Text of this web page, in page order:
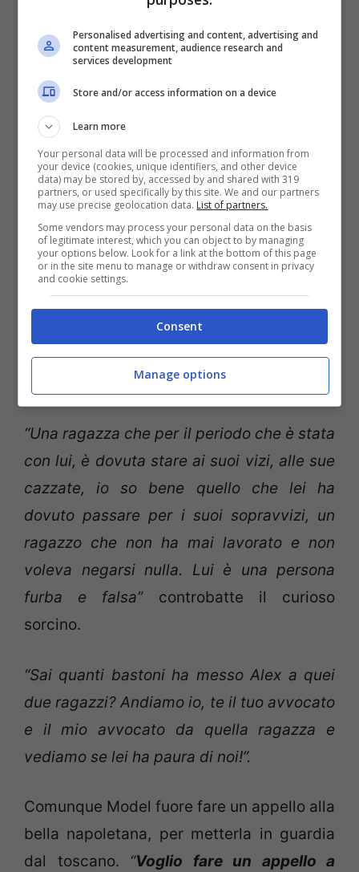
stata, che ha avuto grandi traumi dal
rapporto con lui, con la quale anche la
mamma di Emanuele ha ancora rapporti,
l’hanno addirittura minacciata di non
rilasciare nessuna intervista”.
“Lui sta parlando di una ragazza con cui
Ema è stato fidanzato– interviene la
mamma –
lui ha chiamato questa ragazza
dicendogli di fare delle interviste con un
giornalista perchè stava venendo fuori il
suo nome dalla nostra famiglia, cosa
assolutamente non vera, e tra l’altro io
tutt’ora la sento, e non le abbiamo mai
impedito di fare niente”.
“Una ragazza che per il periodo che è stata
con lui, è dovuta stare ai suoi vizi, alle sue
cazzate, io so bene quello che lei ha
dovuto passare per i suoi sopravvizi, un
ragazzo che non ha mai lavorato e non
voleva negarsi nulla. Lui è una persona
furba e falsa” controbatte il curioso
sorcino.
“Sai quanti bastoni ha messo Alex a quei
due ragazzi? Andiamo io, te il tuo avvocato
e il mio avvocato da quella ragazza e
vediamo se lei ha paura di noi!”.
Comunque Model fuore fare un appello alla
bella napoletana, per metterla in guardia
dal toscano. “Voglio fare un appello a
Personalised advertising and content, advertising and
content measurement, audience research and
services development
Store and/or access information on a device
Learn more
Your personal data will be processed and information from
your device (cookies, unique identifiers, and other device
data) may be stored by, accessed by and shared with 319
partners, or used specifically by this site. We and our partners
may use precise geolocation data. List of partners.
Some vendors may process your personal data on the basis
of legitimate interest, which you can object to by managing
your options below. Look for a link at the bottom of this page
or in the site menu to manage or withdraw consent in privacy
and cookie settings.
Consent
Manage options